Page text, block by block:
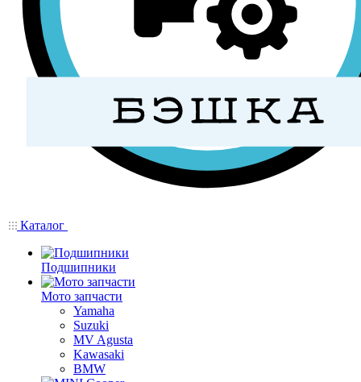
Каталог
Подшипники
Мото запчасти
Yamaha
Suzuki
MV Agusta
Kawasaki
BMW